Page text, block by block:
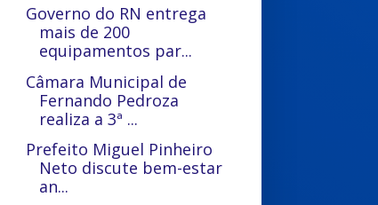
Governo do RN entrega
mais de 200
equipamentos par...
Câmara Municipal de
Fernando Pedroza
realiza a 3ª ...
Prefeito Miguel Pinheiro
Neto discute bem-estar
an...